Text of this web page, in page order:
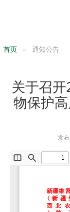
首页 通知公告
关于召
物保护
发